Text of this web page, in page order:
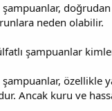
şampuanlar, doğrudan
neden olabilir.
şampuanlar
şampuanlar, özellikle
Ancak kuru ve